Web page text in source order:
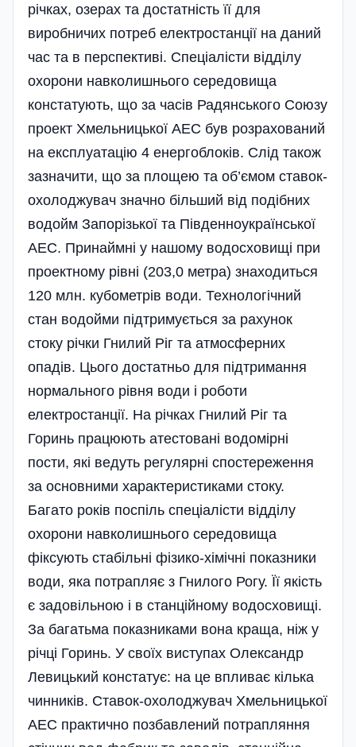
річках, озерах та достатність її для
виробничих потреб електростанції на даний
час та в перспективі. Спеціалісти відділу
охорони навколиш­нього середовища
констатують, що за часів Радянського Союзу
проект Хмельницької АЕС був розрахований
на експлуатацію 4 енергоблоків. Слід також
зазначити, що за площею та об’є­мом ставок-
охолоджувач значно біль­ший від поді­бних
водойм Запорізької та Південноукраїнської
АЕС. Принаймні у нашому водосховищі при
проектному рівні (203,0 метра) знаходиться
120 млн. кубометрів води. Технологічний
стан водойми підтримується за рахунок
стоку річки Гнилий Ріг та атмосферних
опадів. Цього достатньо для підтримання
нормального рівня води і роботи
електростанції. На річках Гнилий Ріг та
Горинь працюють атестовані водомірні
пости, які ведуть регулярні спостереження
за основними характеристиками стоку.
Багато років поспіль спеціалісти відділу
охорони навколишнього середовища
фіксують стабільні фізико-хімічні показники
води, яка потрапляє з Гнилого Рогу. Її якість
є задовільною і в станційному водосховищі.
За багатьма показниками вона краща, ніж у
річці Горинь. У своїх виступах Олександр
Левицький констатує: на це впливає кілька
чинників. Ставок-охолоджувач Хмельницької
АЕС практично позбавлений потрапляння